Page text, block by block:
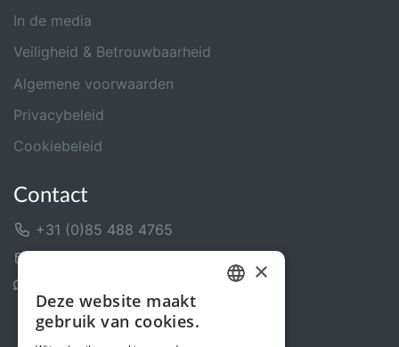
In de media
Veiligheid & Betrouwbaarheid
Algemene voorwaarden
Privacybeleid
Cookiebeleid
Contact
+31 (0)85 488 4765
×
Deze website maakt
gebruik van cookies.